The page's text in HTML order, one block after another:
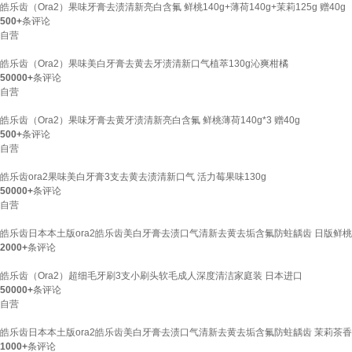
皓乐齿（Ora2）果味牙膏去渍清新亮白含氟 鲜桃140g+薄荷140g+茉莉125g 赠40g
500+条评论
自营
皓乐齿（Ora2）果味美白牙膏去黄去牙渍清新口气植萃130g沁爽柑橘
50000+条评论
自营
皓乐齿（Ora2）果味牙膏去黄牙渍清新亮白含氟 鲜桃薄荷140g*3 赠40g
500+条评论
自营
皓乐齿ora2果味美白牙膏3支去黄去渍清新口气 活力莓果味130g
50000+条评论
自营
皓乐齿日本本土版ora2皓乐齿美白牙膏去渍口气清新去黄去垢含氟防蛀龋齿 日版鲜
2000+条评论
皓乐齿（Ora2）超细毛牙刷3支小刷头软毛成人深度清洁家庭装 日本进口
50000+条评论
自营
皓乐齿日本本土版ora2皓乐齿美白牙膏去渍口气清新去黄去垢含氟防蛀龋齿 茉莉茶
1000+条评论